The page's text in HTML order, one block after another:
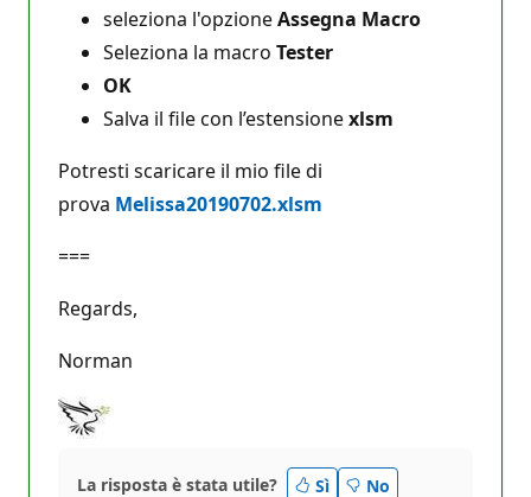
seleziona l'opzioneAssegna Macro
Seleziona la macro Tester
OK
Salva il file con l’estensionexlsm
Potresti scaricare il mio file di
prova Melissa20190702.xlsm
===
Regards,
Norman
La risposta è stata utile? Sì
No